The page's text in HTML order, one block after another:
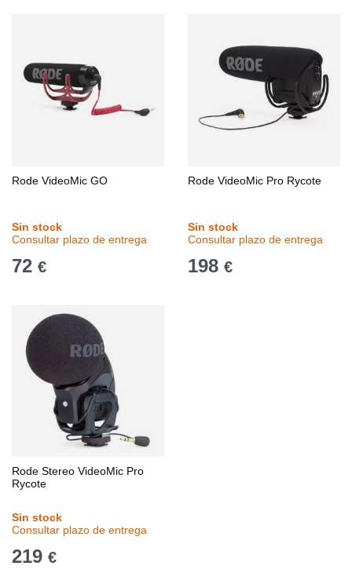
Rode VideoMic GO
Sin stock
Consultar plazo de entrega
72 €
Rode VideoMic Pro Rycote
Sin stock
Consultar plazo de entrega
198 €
Rode Stereo VideoMic Pro
Rycote
Sin stock
Consultar plazo de entrega
219 €